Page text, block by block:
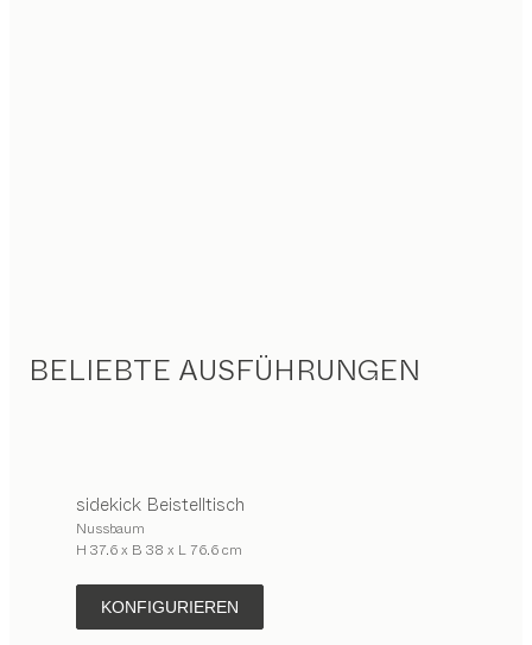
BELIEBTE AUSFÜHRUNGEN
sidekick Beistelltisch
Nussbaum
H 37.6 x B 38 x L 76.6 cm
KONFIGURIEREN